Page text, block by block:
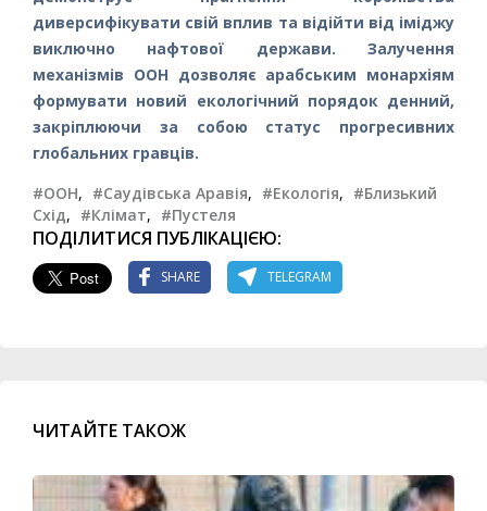
диверсифікувати свій вплив та відійти від іміджу
виключно нафтової держави. Залучення
механізмів ООН дозволяє арабським монархіям
формувати новий екологічний порядок денний,
закріплюючи за собою статус прогресивних
глобальних гравців.
#ООН, #Саудівська Аравія, #Екологія, #Близький
Схід, #Клімат, #Пустеля
ПОДІЛИТИСЯ ПУБЛІКАЦІЄЮ:
SHARE TELEGRAM
ЧИТАЙТЕ ТАКОЖ